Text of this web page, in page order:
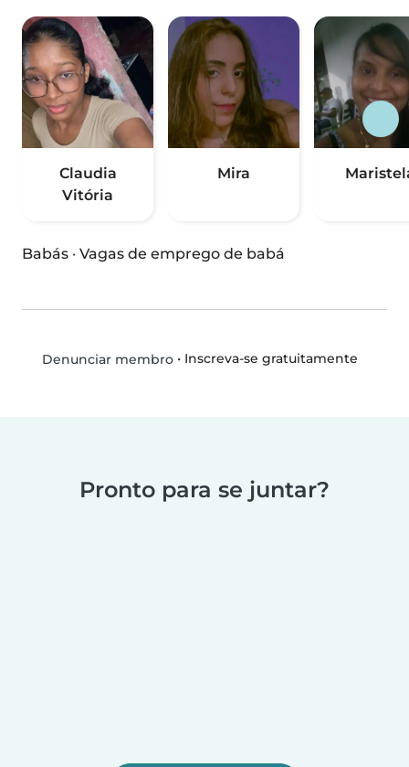
Claudia
Vitória
Mira
Babás · Vagas de emprego de babá
Denunciar membro• Inscreva-se gratuitamente
Pronto para se juntar?